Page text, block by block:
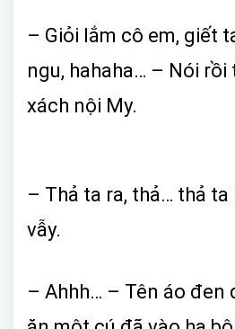
– Giỏi lắm cô em, giết
ngu, hahaha… – Nói
xách nội My.
– Thả ta ra, thả… thả ta
vẫy.
– Ahhh… – Tên áo đen